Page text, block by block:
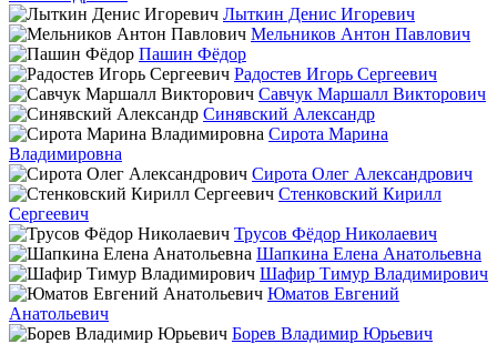
Лыткин Денис Игоревич
Мельников Антон Павлович
Пашин Фёдор
Радостев Игорь Сергеевич
Савчук Маршалл Викторович
Синявский Александр
Сирота Марина
Владимировна
Сирота Олег Александрович
Стенковский Кирилл
Сергеевич
Трусов Фёдор Николаевич
Шапкина Елена Анатольевна
Шафир Тимур Владимирович
Юматов Евгений
Анатольевич
Борев Владимир Юрьевич